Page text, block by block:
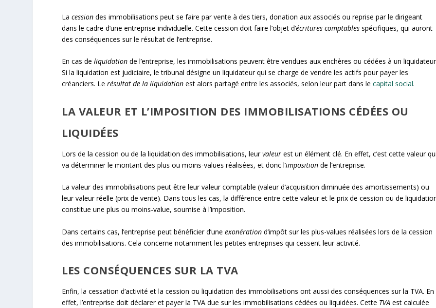
Lacession des immobilisations peut se faire par vente à des tiers, donation aux associés ou reprise par le dirigeant
dans le cadre d’une entreprise individuelle. Cette cession doit faire l’objet d’écritures comptables spécifiques, qui auront
des conséquences sur le résultat de l’entreprise.
En cas deliquidation de l’entreprise, les immobilisations peuvent être vendues aux enchères ou cédées à un
Si la liquidation est judiciaire, le tribunal désigne un liquidateur qui se charge de vendre les actifs pour payer les
créanciers. Lerésultat de la liquidation est alors partagé entre les associés, selon leur part dans lecapital social.
LA VALEUR ET L’IMPOSITION DES IMMOBILISATIONS CÉDÉES OU
LIQUIDÉES
Lors de la cession ou de la liquidation des immobilisations, leurvaleur est un élément clé. En effet, c’est cette valeur
va déterminer le montant des plus ou moins-values réalisées, et donc l’imposition de l’entreprise.
La valeur des immobilisations peut être leur valeur comptable (valeur d’acquisition diminuée des amortissements) ou
leur valeur réelle (prix de vente). Dans tous les cas, la différence entre cette valeur et le prix de cession ou de
constitue une plus ou moins-value, soumise à l’imposition.
Dans certains cas, l’entreprise peut bénéficier d’uneexonération d’impôt sur les plus-values réalisées lors de la cession
des immobilisations. Cela concerne notamment les petites entreprises qui cessent leur activité.
LES CONSÉQUENCES SUR LA TVA
Enfin, la cessation d’activité et la cession ou liquidation des immobilisations ont aussi des conséquences sur la TVA. En
effet, l’entreprise doit déclarer et payer la TVA due sur les immobilisations cédées ou liquidées. Cette TVA est calculée